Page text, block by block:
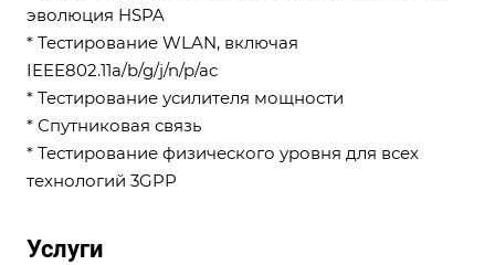
эволюция HSPA
* Тестирование WLAN, включая
IEEE802.11a/b/g/j/n/p/ac
* Тестирование усилителя мощности
* Спутниковая связь
* Тестирование физического уровня для всех
технологий 3GPP
Услуги